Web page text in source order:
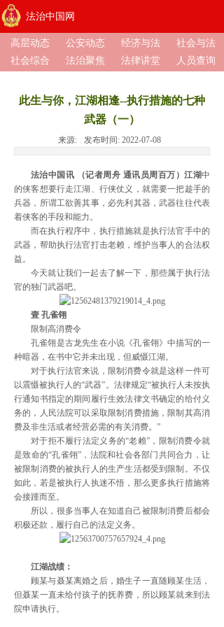
法治中国网
高层动态 公安动态 经济与法
社会与法
社会综合
法治聚焦 法律讲堂 人员查询
此生与你，江湖相逢--执行措施的七种
武器（一）
来源: 发布时间: 2022-07-08
法治中国讯 （记者周舟 通讯员周百万）江湖中
的侠客想要行走江湖、行侠仗义，就需要一把趁手的
兵器，所谓工欲善其事，必先利其器，武器往往代表
着侠客的手段和能力。
而在执行程序中，执行措施就是执行法官手中的
武器，帮助执行法官打击老赖，维护当事人的合法权
益。
今天就让我们一起去了解一下，那些属于执行法
官的独门武器吧。
壹 孔雀翎
限制高消费令
孔雀翎是古龙先生在小说《孔雀翎》中描写的一
种暗器，在书中它并未出现，但威慑江湖。
对于执行法官来说，限制消费令就是这样一件可
以震慑被执行人的“武器”。法律规定“被执行人未按执
行通知书指定的期间履行生效法律文书确定的给付义
务的，人民法院可以采取限制消费措施，限制其高消
费及非生活或者经营必需的有关消费。”
对于拒不履行法定义务的“老赖”，限制消费令就
是致命的“孔雀翎”，法院和社会各部门共同合力，让
被限制消费的被执行人的生产生活都受到限制。不仅
如此，若是被执行人执迷不悟，那么更多执行措施将
会接踵而至。
所以，很多当事人在知道自己被限制消费后都会
积极还款，履行自己的法定义务。
江湖战绩：
顾某与聂某离婚之后，婚生子一直随顾某生活，
但聂某一直未给付孩子的抚养费，所以顾某就来到法
院申请执行。